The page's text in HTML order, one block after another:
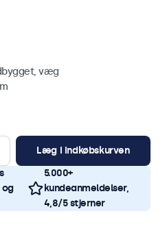
væg
Læg i indkøbskurven
5.000+
kundeanmeldelser,
4,8/5 stjerner